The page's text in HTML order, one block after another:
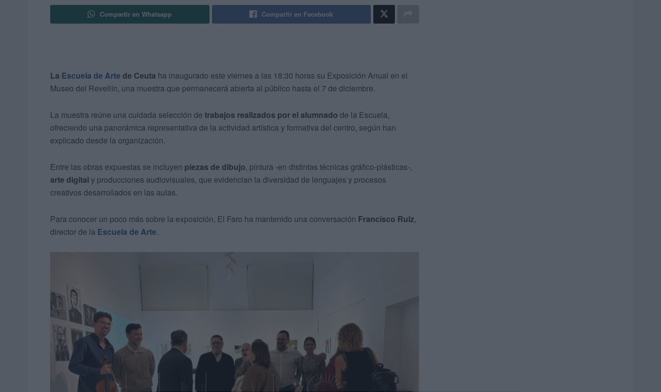
Compartir en Whatsapp Compartir en Facebook
La Escuela de Arte de Ceuta ha inaugurado este viernes a las 18:30 horas su Exposición Anual en el
Museo del Revellín, una muestra que permanecerá abierta al público hasta el 7 de diciembre.
La muestra reúne una cuidada selección de trabajos realizados por el alumnado de la Escuela,
ofreciendo una panorámica representativa de la actividad artística y formativa del centro, según han
explicado desde la organización.
Entre las obras expuestas se incluyen piezas de dibujo, pintura -en distintas técnicas gráfico-plásticas-,
arte digital y producciones audiovisuales, que evidencian la diversidad de lenguajes y procesos
creativos desarrollados en las aulas.
Para conocer un poco más sobre la exposición, El Faro ha mantenido una conversación Francisco Ruiz,
director de la Escuela de Arte.